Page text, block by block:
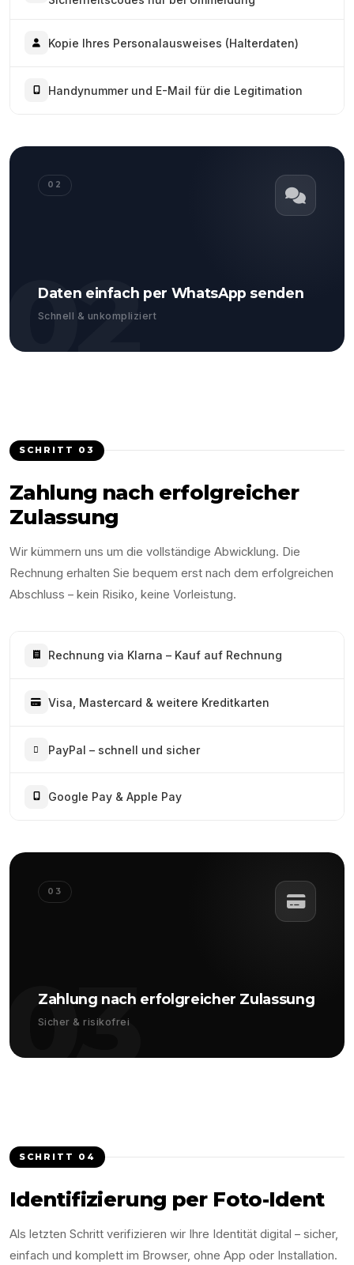
Kopie Ihres Personalausweises (Halterdaten)
Handynummer und E-Mail für die Legitimation
02
02
Daten einfach per WhatsApp senden
Schnell & unkompliziert
SCHRITT 03
Zahlung nach erfolgreicher
Zulassung
Wir kümmern uns um die vollständige Abwicklung. Die
Rechnung erhalten Sie bequem erst nach dem erfolgreichen
Abschluss – kein Risiko, keine Vorleistung.
Rechnung via Klarna – Kauf auf Rechnung
Visa, Mastercard & weitere Kreditkarten
PayPal – schnell und sicher
Google Pay & Apple Pay
03
03
Zahlung nach erfolgreicher Zulassung
Sicher & risikofrei
SCHRITT 04
Identifizierung per Foto-Ident
Als letzten Schritt verifizieren wir Ihre Identität digital – sicher,
einfach und komplett im Browser, ohne App oder Installation.